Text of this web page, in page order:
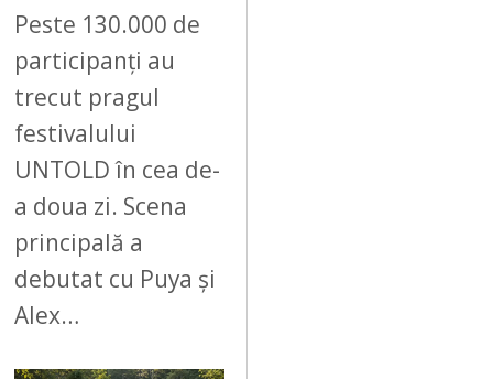
Peste 130.000 de
participanți au
trecut pragul
festivalului
UNTOLD în cea de-
a doua zi. Scena
principală a
debutat cu Puya și
Alex…